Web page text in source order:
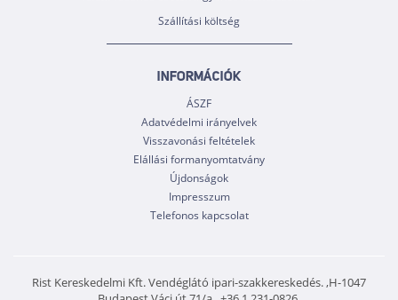
Szállítási költség
INFORMÁCIÓK
ÁSZF
Adatvédelmi irányelvek
Visszavonási feltételek
Elállási formanyomtatvány
Újdonságok
Impresszum
Telefonos kapcsolat
Rist Kereskedelmi Kft. Vendéglátó ipari-szakkereskedés. ,H-1047